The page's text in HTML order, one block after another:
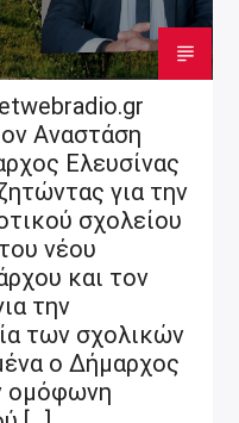
Αναστάση
Ελευσίνας
για την
σχολείου
νέου
και τον
την
των σχολικών
ο Δήμαρχος
ομόφωνη